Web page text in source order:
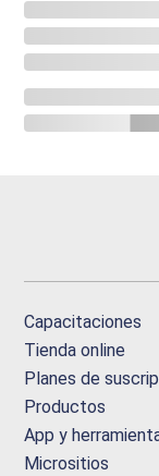
Capacitaciones
Tienda online
Planes de
Productos
App y
Micrositios